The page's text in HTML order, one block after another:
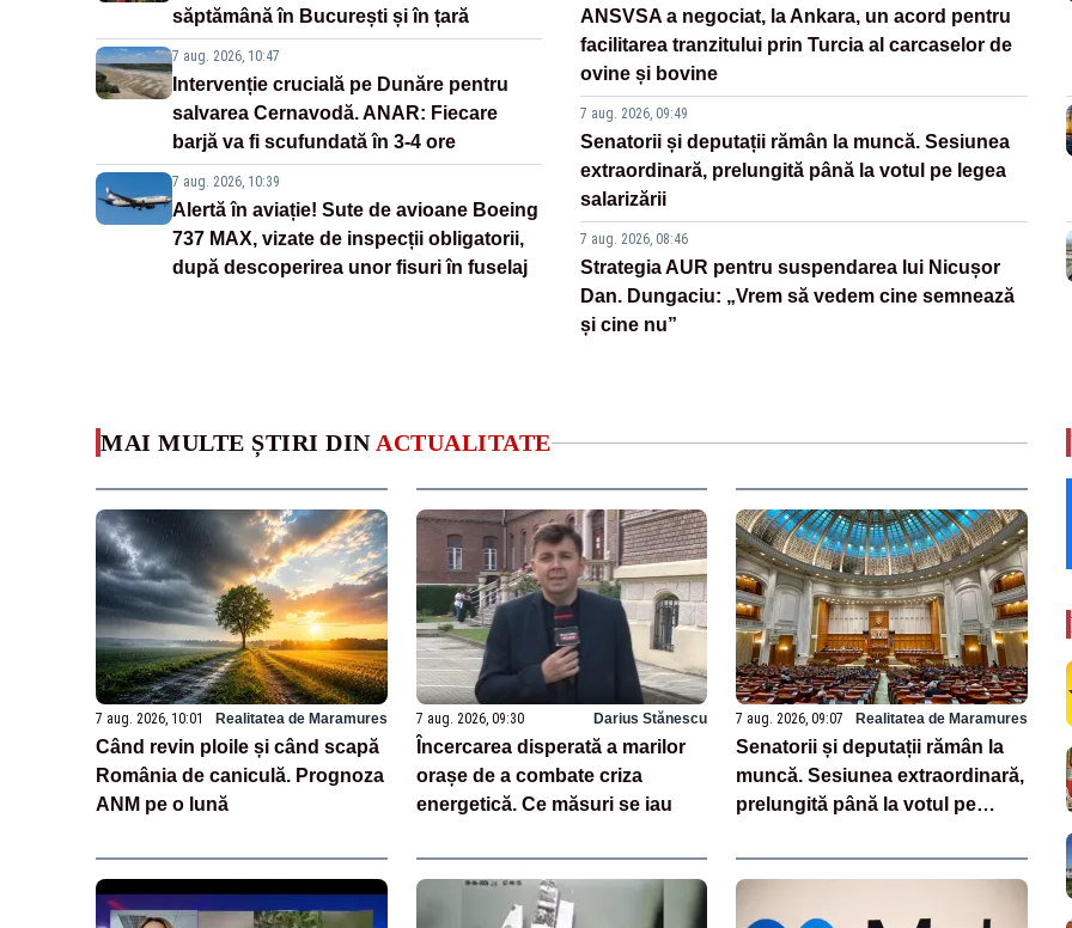
săptămână în București și în țară
7 aug. 2026, 10:47
Intervenție crucială pe Dunăre pentru
salvarea Cernavodă. ANAR: Fiecare
barjă va fi scufundată în 3-4 ore
7 aug. 2026, 10:39
Alertă în aviație! Sute de avioane Boeing
737 MAX, vizate de inspecții obligatorii,
după descoperirea unor fisuri în fuselaj
ANSVSA a negociat, la Ankara, un acord pentru
facilitarea tranzitului prin Turcia al carcaselor de
ovine și bovine
7 aug. 2026, 09:49
Senatorii și deputații rămân la muncă. Sesiunea
extraordinară, prelungită până la votul pe legea
salarizării
7 aug. 2026, 08:46
Strategia AUR pentru suspendarea lui Nicușor
Dan. Dungaciu: „Vrem să vedem cine semnează
și cine nu”
MAI MULTE ȘTIRI DIN ACTUALITATE
7 aug. 2026, 10:01 Realitatea de Maramures
Când revin ploile și când scapă
România de caniculă. Prognoza
ANM pe o lună
7 aug. 2026, 09:30 Darius Stănescu
Încercarea disperată a marilor
orașe de a combate criza
energetică. Ce măsuri se iau
7 aug. 2026, 09:07 Realitatea de Maramures
Senatorii și deputații rămân la
muncă. Sesiunea extraordinară,
prelungită până la votul pe